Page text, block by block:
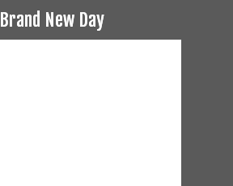
Brand New Day